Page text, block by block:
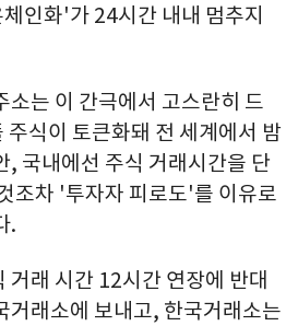
인화'가 24시간 내내 멈추지
소는 이 간극에서 고스란히 드
식이 토큰화돼 전 세계에서 밤
, 국내에선 주식 거래시간을 단
조차 '투자자 피로도'를 이유로
.
거래 시간 12시간 연장에 반대
거래소에 보내고, 한국거래소는